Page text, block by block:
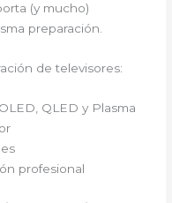
(y mucho)
preparación.
de televisores:
QLED y Plasma
profesional